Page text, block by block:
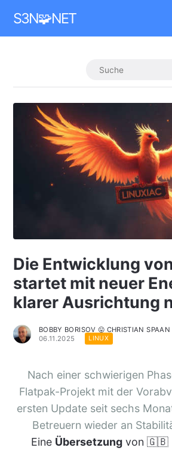
S3N🧩NET
Die Entwicklung
startet mit neuer
klarer Ausrichtung
BOBBY BORISOV 😛 CHRISTIAN SPAAN
06.11.2025
LINUX
Nach einer schwierigen
Flatpak-Projekt mit der
ersten Update seit sechs
Betreuern wieder an
Eine Übersetzungvon 🇬🇧